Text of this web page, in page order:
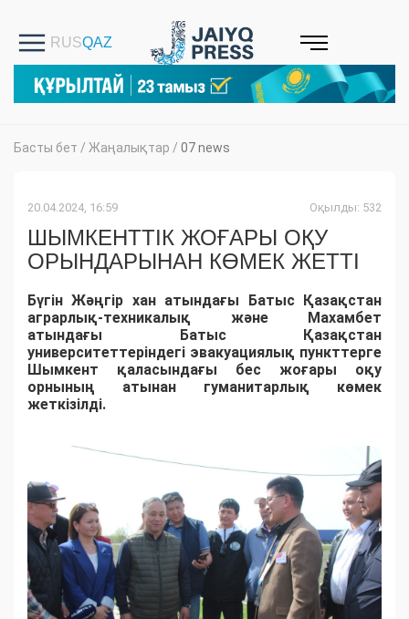
Басты бет / Жаңалықтар / 07 news
20.04.2024, 16:59 Оқылды: 532
ШЫМКЕНТТІК ЖОҒАРЫ ОҚУ
ОРЫНДАРЫНАН КӨМЕК ЖЕТТІ
Бүгін Жәңгір хан атындағы Батыс Қазақстан
аграрлық-техникалық және Махамбет
атындағы Батыс Қазақстан
университеттеріндегі эвакуациялық пункттерге
Шымкент қаласындағы бес жоғары оқу
орнының атынан гуманитарлық көмек
жеткізілді.